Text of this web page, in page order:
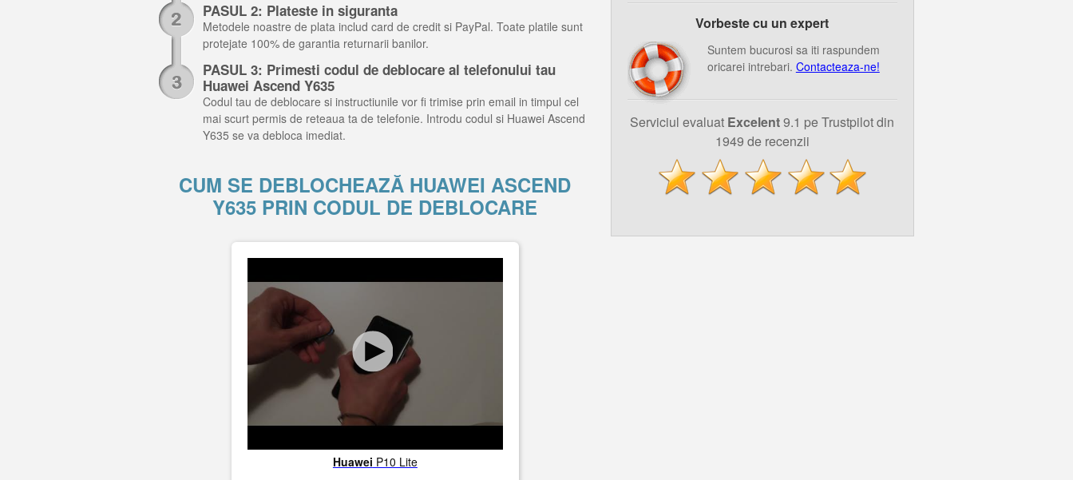
PASUL 2: Plateste in siguranta
Metodele noastre de plata includ card de credit si PayPal. Toate platile sunt
protejate 100% de garantia returnarii banilor.
PASUL 3: Primesti codul de deblocare al telefonului tau
Huawei Ascend Y635
Codul tau de deblocare si instructiunile vor fi trimise prin email in timpul cel
mai scurt permis de reteaua ta de telefonie. Introdu codul si Huawei Ascend
Y635 se va debloca imediat.
CUM SE DEBLOCHEAZĂ HUAWEI ASCEND
Y635 PRIN CODUL DE DEBLOCARE
Huawei P10 Lite
Vorbeste cu un expert
Suntem bucurosi sa iti raspundem
oricarei intrebari. Contacteaza-ne!
Serviciul evaluat Excelent9.1 pe Trustpilot din
1949 de recenzii